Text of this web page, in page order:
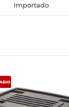
Importado